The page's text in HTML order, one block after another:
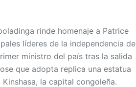
rinde homenaje a Patrice
líderes de la independencia de
ministro del país tras la salida
que adopta replica una estatua
la capital congoleña.